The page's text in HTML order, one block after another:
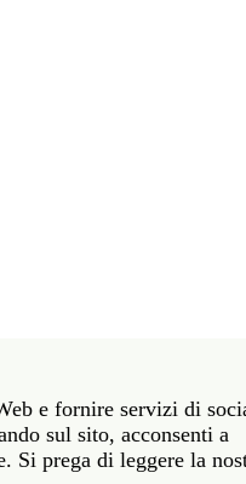
· f 212 751 7220
e fornire servizi di
sul sito, acconsenti a
Si prega di leggere la